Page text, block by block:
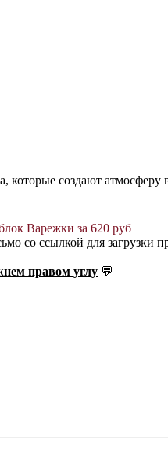
создают
Варежки за 620 руб
со ссылкой для загрузки
правом углу 💬